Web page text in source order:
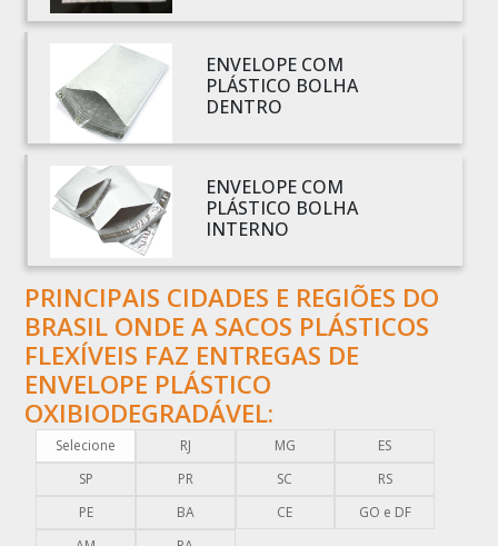
BOBINA PLÁSTICO SHRINK
BOBINA SACO PLÁSTICO
BOBINAS EM PLÁSTICO BOLHA 1
BOBINAS PARA SACOLAS PLÁSTICAS
BOBINAS PLÁSTICAS PARA FABRICAR SACOLAS
BOBINAS PLÁSTICAS PERSONALIZADAS
BOBINAS PLÁSTICAS PICOTADAS
BOBINAS PLÁSTICAS RECICLADAS
BOBINAS PLÁSTICAS TÉCNICAS
CAIXA EMBALAGEM PLÁSTICA TRANSPARENTE
CAPA PLÁSTICA PARA DOCUMENTOS
CAPA PLÁSTICA PARA PALLET
COMERCIO DE EMBALAGENS PLÁSTICAS
COMPRA DE EMBALAGENS PLÁSTICAS
COMPRAR EMBALAGENS PLÁSTICAS
ENVELOPE COM
PLÁSTICO BOLHA
DENTRO
ENVELOPE COM
PLÁSTICO BOLHA
INTERNO
PRINCIPAIS CIDADES E REGIÕES DO
BRASIL ONDE A SACOS PLÁSTICOS
FLEXÍVEIS FAZ ENTREGAS DE
ENVELOPE PLÁSTICO
OXIBIODEGRADÁVEL:
Selecione RJ MG
ES
SP
PR SC
RS
PE
BA CE
GO e DF